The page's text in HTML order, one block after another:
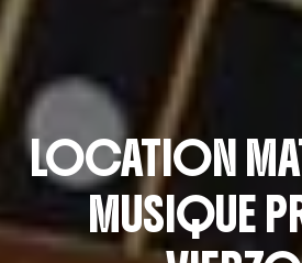
LOCATION
MUSIQUE